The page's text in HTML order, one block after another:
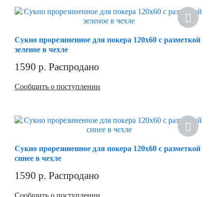
Сукно прорезиненное для покера 120х60 с разметкой
зеленое в чехле
1590 р. Распродано
Сообщить о поступлении
Сукно прорезиненное для покера 120х60 с разметкой
синее в чехле
1590 р. Распродано